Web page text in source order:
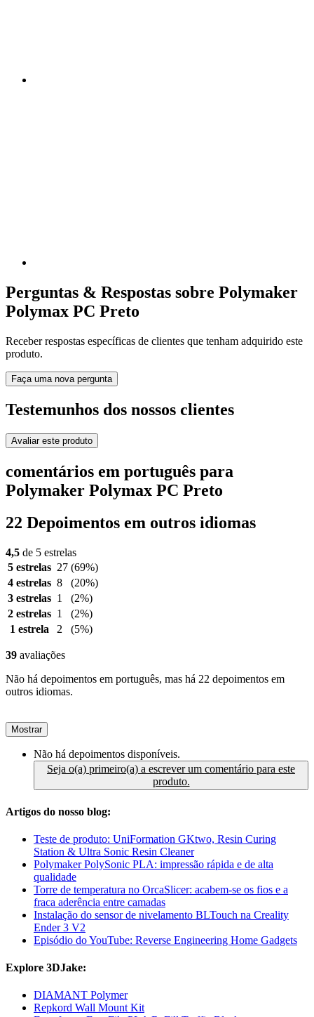
Perguntas & Respostas sobre Polymaker
Polymax PC Preto
Receber respostas específicas de clientes que tenham adquirido este
produto.
Faça uma nova pergunta
Testemunhos dos nossos clientes
Avaliar este produto
comentários em português para
Polymaker Polymax PC Preto
22 Depoimentos em outros idiomas
4,5 de 5 estrelas
5 estrelas 27 (69%)
4 estrelas 8
(20%)
3 estrelas 1
(2%)
2 estrelas 1
(2%)
1 estrela
2 (5%)
39 avaliações
Não há depoimentos em português, mas há 22 depoimentos em
outros idiomas.
Mostrar
Não há depoimentos disponíveis.
Seja o(a) primeiro(a) a escrever um comentário para este
produto.
Artigos do nosso blog:
Teste de produto: UniFormation GKtwo, Resin Curing
Station & Ultra Sonic Resin Cleaner
Polymaker PolySonic PLA: impressão rápida e de alta
qualidade
Torre de temperatura no OrcaSlicer: acabem-se os fios e a
fraca aderência entre camadas
Instalação do sensor de nivelamento BLTouch na Creality
Ender 3 V2
Episódio do YouTube: Reverse Engineering Home Gadgets
Explore 3DJake:
DIAMANT Polymer
Repkord Wall Mount Kit